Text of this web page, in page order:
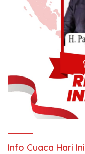
Info Cuaca Hari Ini